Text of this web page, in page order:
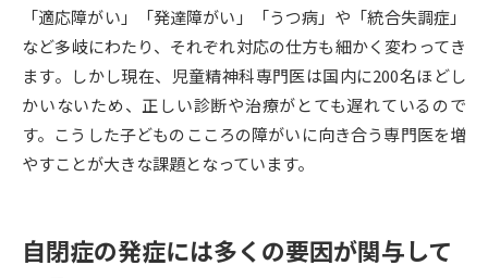
大学研究 大学検索
大学で学べる内容や特徴を調べる
新増設大学・学部・学科特集
国際・グローバルに強い大学特
集
「適応障がい」「発達障がい」「うつ病」や「統合失調症」
など多岐にわたり、それぞれ対応の仕方も細かく変わってき
ます。しかし現在、児童精神科専門医は国内に200名ほどし
かいないため、正しい診断や治療がとても遅れているので
す。こうした子どものこころの障がいに向き合う専門医を増
やすことが大きな課題となっています。
自閉症の発症には多くの要因が関与して